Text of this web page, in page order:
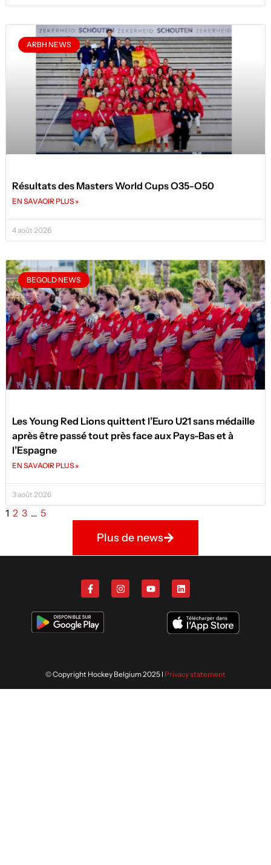
ARBH NEWS
Résultats des Masters World Cups O35-O50
EN SAVAOIR PLUS »
4 août 2026
BEGOLD NEWS
Les Young Red Lions quittent l’Euro U21 sans médaille
après être passé tout près face aux Pays-Bas et à
l’Espagne
EN SAVAOIR PLUS »
3 août 2026
1 2 3 … 5
Plus de news
© Copyright Hockey Belgium 2025 I Privacy statement